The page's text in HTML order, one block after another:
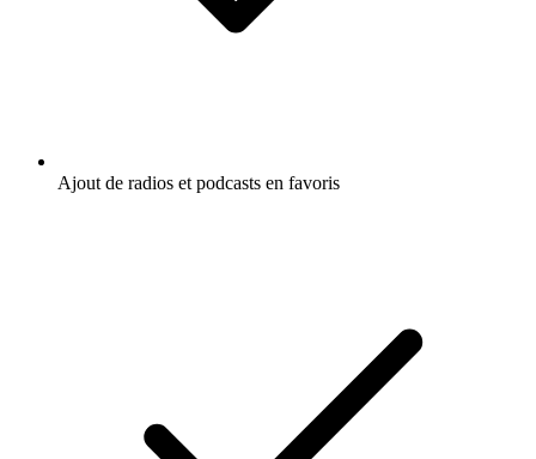
Ajout de radios et podcasts en favoris